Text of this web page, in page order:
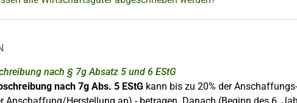
nach § 7g Absatz 5 und 6 EStG
nach 7g Abs. 5 EStG kann bis zu 20% der